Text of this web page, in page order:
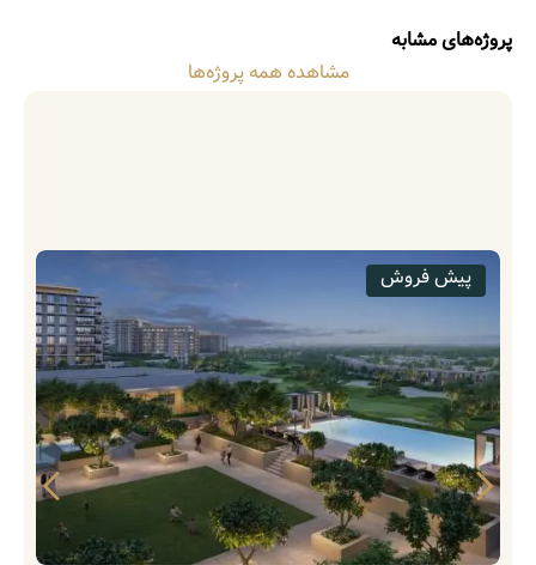
پروژه‌های مشابه
مشاهده همه پروژه‌ها
پیش فروش